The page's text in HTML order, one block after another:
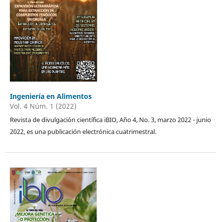
Ingeniería en Alimentos
Vol. 4 Núm. 1 (2022)
Revista de divulgación científica iBIO, Año 4, No. 3, marzo 2022 - junio
2022, es una publicación electrónica cuatrimestral.